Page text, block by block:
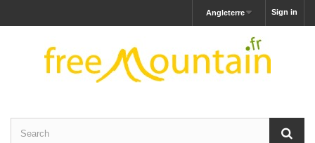
Sign in
Angleterre